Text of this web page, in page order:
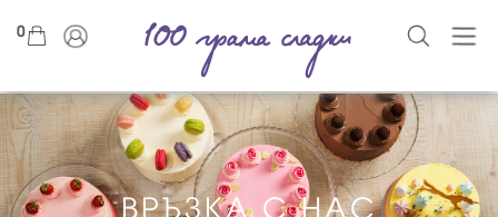
0
ВРЪЗКА С НАС